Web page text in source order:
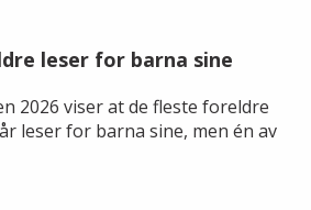
leser for barna sine
2026 viser at de fleste foreldre
leser for barna sine, men én av